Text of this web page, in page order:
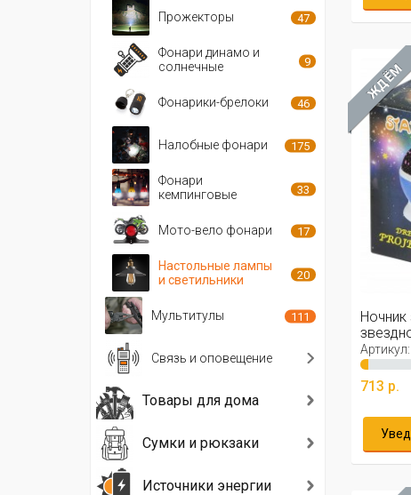
ЖДЁМ
713 р.
Прожекторы 47
Фонари динамо и
солнечные
9
Фонарики-брелоки 46
Налобные фонари 175
Фонари
кемпинговые
33
Мото-вело фонари 17
Настольные лампы
и светильники
20
Мультитулы 111
Связь и оповещение
Товары для дома
Сумки и рюкзаки
Источники энергии